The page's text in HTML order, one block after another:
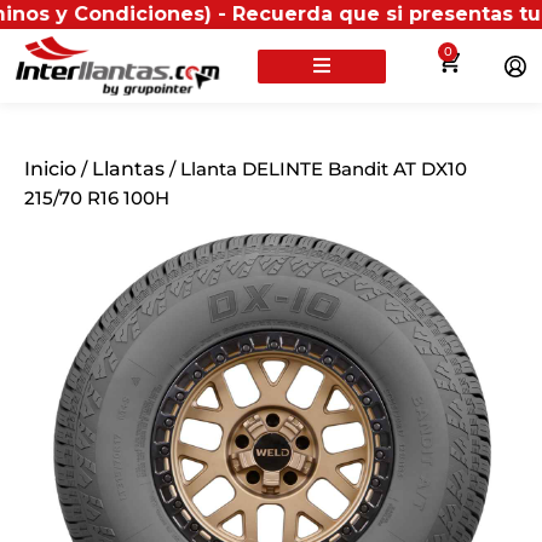
- Recuerda que si presentas tu
0
Inicio / Llantas / Llanta DELINTE Bandit AT DX10
215/70 R16 100H